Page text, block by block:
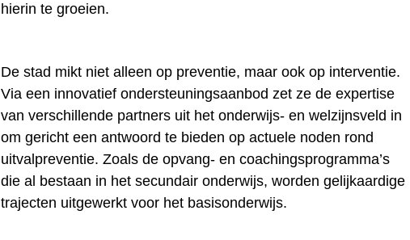
hierin te groeien.
De stad mikt niet alleen op preventie, maar ook op interventie.
Via een innovatief ondersteuningsaanbod zet ze de expertise
van verschillende partners uit het onderwijs- en welzijnsveld in
om gericht een antwoord te bieden op actuele noden rond
uitvalpreventie. Zoals de opvang- en coachingsprogramma’s
die al bestaan in het secundair onderwijs, worden gelijkaardige
trajecten uitgewerkt voor het basisonderwijs.